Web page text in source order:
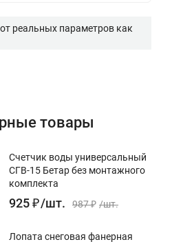
реальных параметров как
товары
Счетчик воды универсальный
СГВ-15 Бетар без монтажного
комплекта
925₽/шт. 987₽ /шт.
Лопата снеговая фанерная